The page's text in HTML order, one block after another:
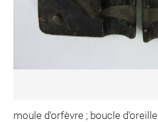
moule d'orfèvre ; boucle d'oreille